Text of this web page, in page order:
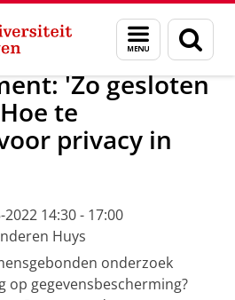
Menu
en
zoeken
'Zo gesloten
te
privacy in
2022 14:30 - 17:00
Huys
onderzoek
gegevensbescherming?